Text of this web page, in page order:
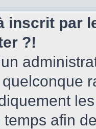
inscrit par
?!
afin